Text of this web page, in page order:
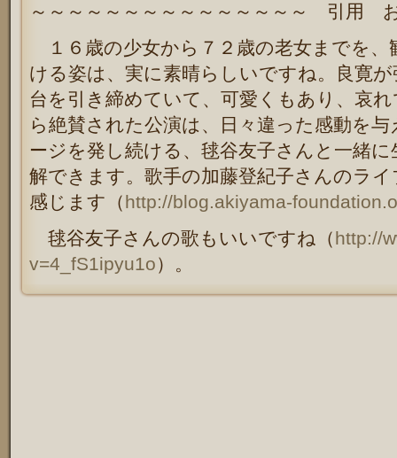
～～～～～～～～～～～～～～～ 引用
１６歳の少女から７２歳の老女までを、
ける姿は、実に素晴らしいですね。良寛
台を引き締めていて、可愛くもあり、哀
ら絶賛された公演は、日々違った感動を
ージを発し続ける、毬谷友子さんと一緒
解できます。歌手の加藤登紀子さんのラ
感じます（http://blog.akiyama-
毬谷友子さんの歌もいいですね（http://
v=4_fS1ipyu1o）。